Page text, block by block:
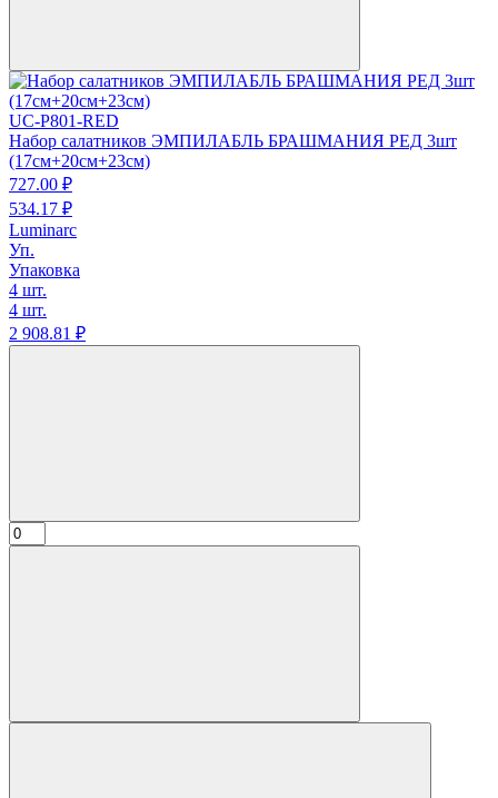
UC-P801-RED
Набор салатников ЭМПИЛАБЛЬ БРАШМАНИЯ РЕД 3шт
(17см+20см+23см)
727.00 ₽
534.17 ₽
Luminarc
Уп.
Упаковка
4 шт.
4 шт.
2 908.81 ₽